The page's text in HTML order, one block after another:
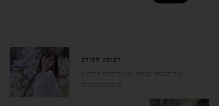
לפוסט הקודם
איך לנשים יפניות יש עור פנים חלק? 6
טיפים מעשיים